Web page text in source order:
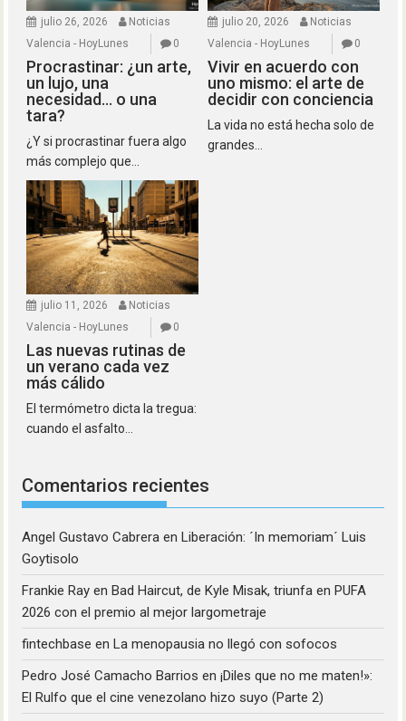
julio 26, 2026
Noticias
Valencia - HoyLunes
0
Procrastinar: ¿un arte,
un lujo, una
necesidad… o una
tara?
¿Y si procrastinar fuera algo
más complejo que...
julio 20, 2026
Noticias
Valencia - HoyLunes
0
Vivir en acuerdo con
uno mismo: el arte de
decidir con conciencia
La vida no está hecha solo de
grandes...
julio 11, 2026
Noticias
Valencia - HoyLunes
0
Las nuevas rutinas de
un verano cada vez
más cálido
El termómetro dicta la tregua:
cuando el asfalto...
Comentarios recientes
Angel Gustavo Cabrera enLiberación: ´In memoriam´ Luis
Goytisolo
Frankie Ray enBad Haircut, de Kyle Misak, triunfa en PUFA
2026 con el premio al mejor largometraje
fintechbase enLa menopausia no llegó con sofocos
Pedro José Camacho Barrios en¡Diles que no me maten!»:
El Rulfo que el cine venezolano hizo suyo (Parte 2)